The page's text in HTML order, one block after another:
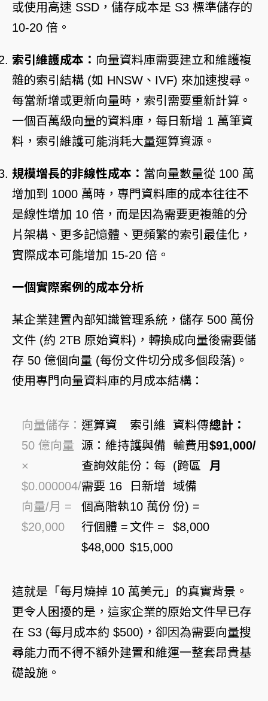
或使用高速 SSD，儲存成本是 S3 標準儲存的
10-20 倍。
索引維護成本： 向量資料庫需要建立和維護複
雜的索引結構 (如 HNSW、IVF) 來加速搜尋。
每當新增或更新向量時，索引需要重新計算。
一個百萬級向量的資料庫，每日新增 1 萬筆資
料，索引維護可能消耗大量運算資源。
規模增長的非線性成本： 當向量數量從 100 萬
增加到 1000 萬時，專門資料庫的成本往往不
是線性增加 10 倍，而是因為需要更複雜的分
片架構、更多記憶體、更頻繁的索引最佳化，
實際成本可能增加 15-20 倍。
一個實際案例的成本分析
某企業建置內部知識管理系統，儲存 500 萬份
文件 (約 2TB 原始資料)，轉換成向量後需要儲
存 50 億個向量 (每份文件切分成多個段落)。
使用專門向量資料庫的月成本結構：
向量儲存：
50 億向量
×
$0.000004/
向量/月 =
$20,000
運算資
源：維持
查詢效能
需要 16
個高階執
行個體 =
$48,000
索引維
護與備
份：每
日新增
10 萬份
文件 =
$15,000
資料傳
輸費用
(跨區
域備
份) =
$8,000
總計：
$91,000/
月
這就是「每月燒掉 10 萬美元」的真實背景。
更令人困擾的是，這家企業的原始文件早已存
在 S3 (每月成本約 $500)，卻因為需要向量搜
尋能力而不得不額外建置和維運一整套昂貴基
礎設施。